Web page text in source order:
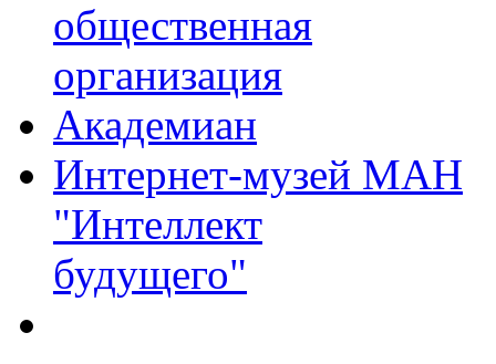
общественная
организация
Академиан
Интернет-музей МАН
"Интеллект
будущего"